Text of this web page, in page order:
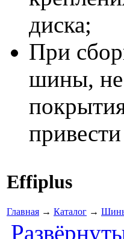
диска;
При
шины, не
Effiplus
Главная → Каталог →